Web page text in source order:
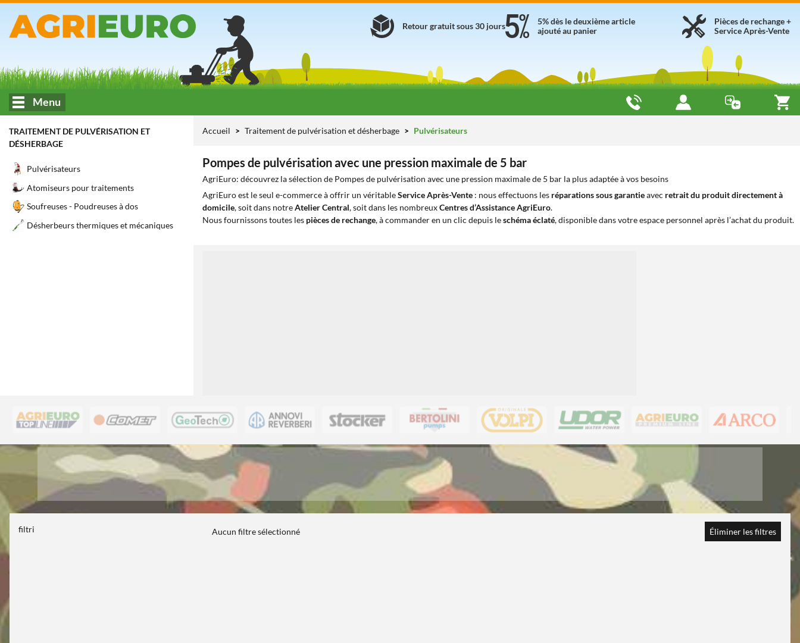
Pièces de rechange +
Service Après-Vente
5% dès le deuxième article
ajouté au panier
Retour gratuit sous 30 jours
Menu
TRAITEMENT DE PULVÉRISATION ET
DÉSHERBAGE
Pulvérisateurs
Atomiseurs pour traitements
Soufreuses - Poudreuses à dos
Désherbeurs thermiques et mécaniques
Accueil Traitement de pulvérisation et désherbage Pulvérisateurs
Pompes de pulvérisation avec une pression maximale de 5 bar
AgriEuro: découvrez la sélection de Pompes de pulvérisation avec une pression maximale de 5 bar la plus adaptée à vos besoins
AgriEuro est le seul e-commerce à offrir un véritableService Après-Vente : nous effectuons les réparations sous garantieavec retrait du produit directement à
domicile, soit dans notreAtelier Central, soit dans les nombreuxCentres d’Assistance AgriEuro.
Nous fournissons toutes les pièces de rechange, à commander en un clic depuis leschéma éclaté, disponible dans votre espace personnel après l’achat du produit.
filtri Aucun filtre sélectionné Éliminer les filtres